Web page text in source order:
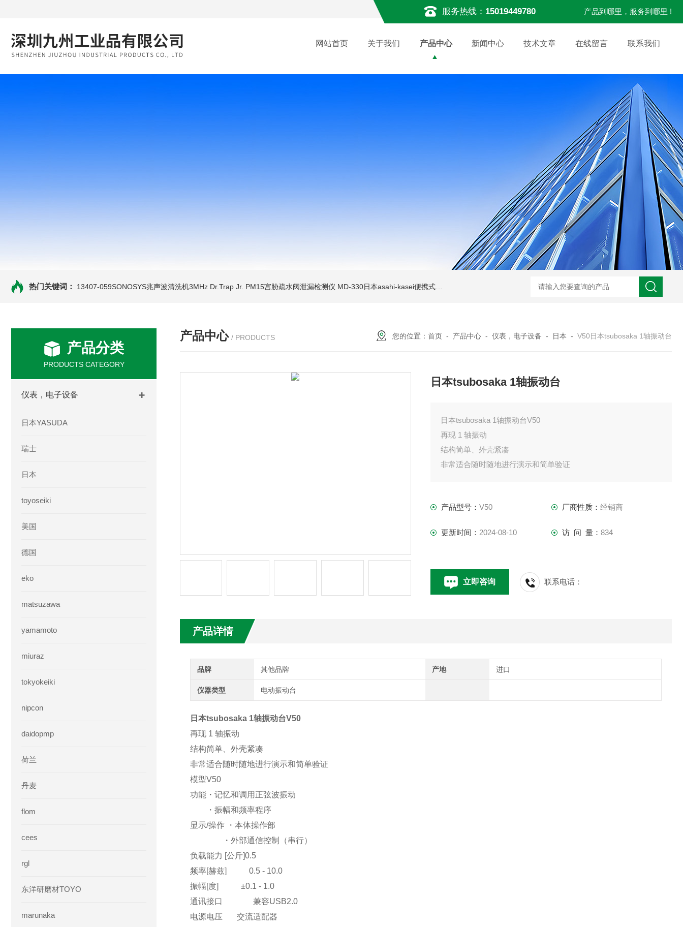
服务热线： 15019449780 产品到哪里，服务到哪里 !
网站首页 关于我们 产品中心 新闻中心 技术文章 在线留言 联系我们
热门关键词： 13407-059SONOSYS兆声波清洗机3MHz Dr.Trap Jr. PM15宫胁疏水阀泄漏检测仪 MD-330日本asahi-kasei便携式振动诊断装置 BL300Ft日本heidon外部输出搅拌器 搅拌器100日本heidon循环
产品分类
PRODUCTS CATEGORY
仪表，电子设备
日本YASUDA
瑞士
日本
toyoseiki
美国
德国
eko
matsuzawa
yamamoto
miuraz
tokyokeiki
nipcon
daidopmp
荷兰
丹麦
flom
cees
rgl
东洋研磨材TOYO
marunaka
产品中心 / PRODUCTS 您的位置： 首页 - 产品中心 - 仪表，电子设备 - 日本 - V50日本tsubosaka 1轴振动台
日本tsubosaka 1轴振动台
日本tsubosaka 1轴振动台V50
再现 1 轴振动
结构简单、外壳紧凑
非常适合随时随地进行演示和简单验证
・振幅和频率程序
显示/操作 ・本体操作部
・外部通信控制（串行）
负载能力 [公斤]0.5
产品型号：V50 厂商性质： 经销商
更新时间： 2024-08-10 访 问 量： 834
立即咨询 联系电话：
产品详情
品牌 其他品牌 产地 进口
仪器类型 电动振动台
日本tsubosaka 1轴振动台V50
再现 1 轴振动
结构简单、外壳紧凑
非常适合随时随地进行演示和简单验证
模型V50
功能・记忆和调用正弦波振动
・振幅和频率程序
显示/操作 ・本体操作部
・外部通信控制（串行）
负载能力 [公斤]0.5
频率[赫兹] 0.5 - 10.0
振幅[度] ±0.1 - 1.0
通讯接口 兼容USB2.0
电源电压 交流适配器